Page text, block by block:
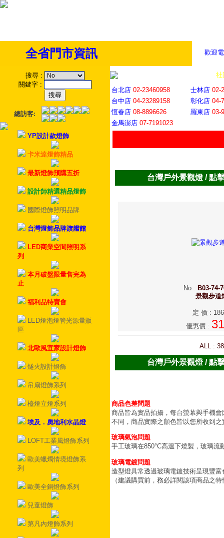
歡迎
全省門市資訊
搜尋 :
關鍵字 :
總訪客:
YP設計款燈飾
卡米達燈飾精品
最新燈飾預購五折
設計師精選精品燈飾
國際燈飾照明品牌
台灣燈飾品牌旗艦館
LED商業空間照明系
列
本月破盤限量售完為
止
福利品特賣會
LED燈泡燈管光源量販
區
北歐風宜家設計燈飾
燧火設計燈飾
吊扇燈飾系列
檯燈立燈系列
埃及．奧地利水晶燈
LOFT工業風燈飾系列
歐美蠟燭情境燈飾系
列
歐美全銅燈飾系列
兒童燈飾
第凡內燈飾系列
社
台北店 02-23460958 士林店 02-
台中店 04-23289158 彰化店 04-
恆春店 08-8896626 羅東店 03-
金馬澎店 07-7191023
台灣戶外景觀燈 / 點
No : B03-74-
景觀步道
定 價:
優惠價:
ALL :
台灣戶外景觀燈 / 點
商品色差問題
商品皆為實品拍攝，每台螢幕與手機
不同，商品實際之顏色皆以您所收到之
玻璃氣泡問題
手工玻璃在850°C高溫下燒製，玻璃
玻璃電鍍問題
造型燈具常透過玻璃電鍍技術呈現豐
（建議購買前，務必詳閱該項商品之